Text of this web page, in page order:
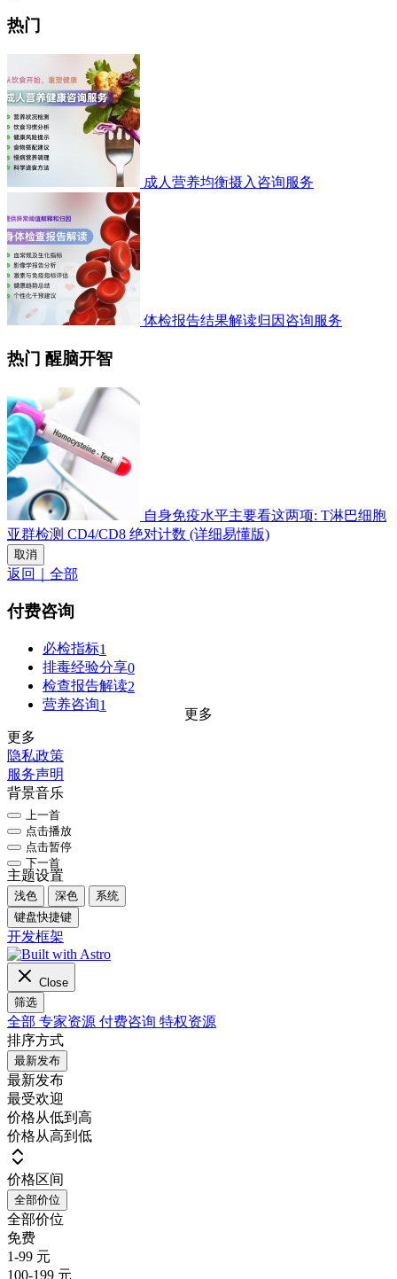
热门
成人营养均衡摄入咨询服务
体检报告结果解读归因咨询服务
热门 醒脑开智
自身免疫水平主要看这两项: T淋巴细胞
亚群检测 CD4/CD8 绝对计数 (详细易懂版)
取消
返回｜全部
付费咨询
必检指标1
排毒经验分享0
检查报告解读2
营养咨询1
更多
更多
隐私政策
服务声明
背景音乐
上一首
点击播放
点击暂停
下一首
主题设置
浅色 深色
系统
键盘快捷键
开发框架
Close
筛选
全部 专家资源 付费咨询 特权资源
排序方式
最新发布
最新发布
最受欢迎
价格从低到高
价格从高到低
价格区间
全部价位
全部价位
免费
1-99 元
100-199 元